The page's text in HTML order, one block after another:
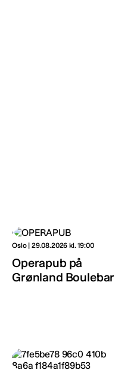
Oslo | 29.08.2026 kl. 19:00
Operapub på
Grønland Boulebar